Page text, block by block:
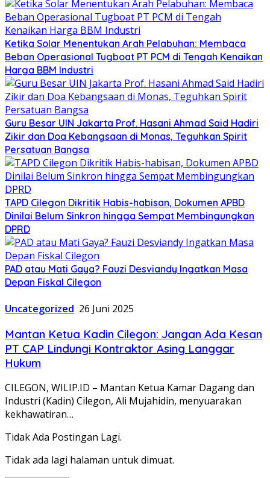
Ketika Solar Menentukan Arah Pelabuhan: Membaca
Beban Operasional Tugboat PT PCM di Tengah Kenaikan
Harga BBM Industri
Guru Besar UIN Jakarta Prof. Hasani Ahmad Said Hadiri
Zikir dan Doa Kebangsaan di Monas, Teguhkan Spirit
Persatuan Bangsa
TAPD Cilegon Dikritik Habis-habisan, Dokumen APBD
Dinilai Belum Sinkron hingga Sempat Membingungkan
DPRD
PAD atau Mati Gaya? Fauzi Desviandy Ingatkan Masa
Depan Fiskal Cilegon
Uncategorized 26 Juni 2025
Mantan Ketua Kadin Cilegon: Jangan Ada Kesan
PT CAP Lindungi Kontraktor Asing Langgar
Hukum
CILEGON, WILIP.ID – Mantan Ketua Kamar Dagang dan
Industri (Kadin) Cilegon, Ali Mujahidin, menyuarakan
kekhawatiran…
Tidak Ada Postingan Lagi.
Tidak ada lagi halaman untuk dimuat.